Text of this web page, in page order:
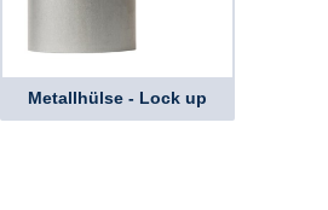
Metallhülse - Lock up